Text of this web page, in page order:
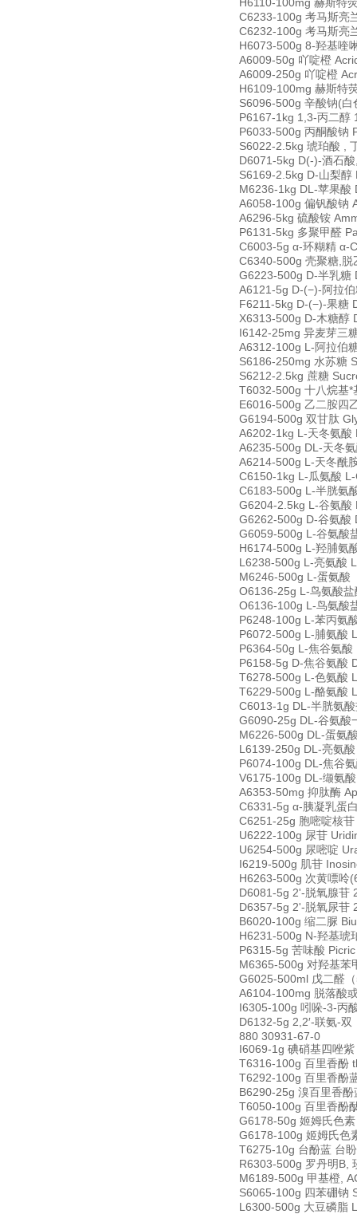
C6233-100g 考马斯亮
C6232-100g 考马斯亮
H6073-500g 8-羟基喹
A6009-50g 吖啶橙
A6009-250g 吖啶橙
H6109-100mg 赫斯特
S6096-500g 辛酸钠(
P6167-1kg 1,3-丙二醇
P6033-500g 丙酮酸钠
S6022-2.5kg 琥珀酸 ,
D6071-5kg D(-)-酒石
S6169-2.5kg D-山梨
M6236-1kg DL-苹果酸
A6058-100g 偏钒酸钠
A6296-5kg 硫酸铵
P6131-5kg 多聚甲醛
C6003-5g α-环糊精 α-
C6340-500g 壳聚糖,
G6223-500g D-半乳糖
A6121-5g D-(−)-阿拉
F6211-5kg D-(−)-果糖
X6313-500g D-木糖醇
I6142-25mg 异麦芽三
A6312-100g L-阿拉伯
S6186-250mg 水苏糖
S6212-2.5kg 蔗糖
T6032-500g 十八烷基
E6016-500g 乙二胺四
G6194-500g 双甘肽
A6202-1kg L-天冬氨酸
A6235-500g DL-天冬
A6214-500g L-天冬酰
C6150-1kg L-瓜氨酸
C6183-500g L-半胱氨
G6204-2.5kg L-谷氨酸
G6262-500g D-谷氨酸
G6059-500g L-谷氨酸
H6174-500g L-羟脯氨
L6238-500g L-亮氨酸
M6246-500g L-蛋氨酸
O6136-25g L-鸟氨酸
O6136-100g L-鸟氨酸
P6248-100g L-苯丙氨
P6072-500g L-脯氨酸
P6364-50g L-焦谷氨
P6158-5g D-焦谷氨酸
T6278-500g L-色氨酸
T6229-500g L-酪氨酸
C6013-1g DL-半胱氨
G6090-25g DL-谷氨酸
M6226-500g DL-蛋氨
L6139-250g DL-亮氨
P6074-100g DL-焦谷
V6175-100g DL-缬氨
A6353-50mg 抑肽酶
C6331-5g α-胰凝乳蛋
C6251-25g 胞嘧啶核
U6222-100g 尿苷
U6254-500g 尿嘧啶
I6219-500g 肌苷
H6263-500g 次黄嘌呤
D6081-5g 2'-脱氧腺苷
D6357-5g 2'-脱氧尿苷
B6020-100g 缩二脲
H6231-500g N-羟基琥
P6315-5g 苦味酸
M6365-500g 对羟基苯
G6025-500ml 戊二醛
A6104-100mg 脱落酸
I6305-100g 吲哚-3-丙
D6132-5g 2,2′-联氨-
880 30931-67-0
I6069-1g 碘硝基四唑
T6316-100g 百里香酚
T6292-100g 百里香酚
B6290-25g 溴百里香
T6050-100g 百里香酚
G6178-50g 姬姆氏色
G6178-100g 姬姆氏色
T6275-10g 台酚蓝 台
R6303-500g 罗丹明B,
M6189-500g 甲基橙,
S6065-100g 四苯硼钠
L6300-500g 大豆磷脂